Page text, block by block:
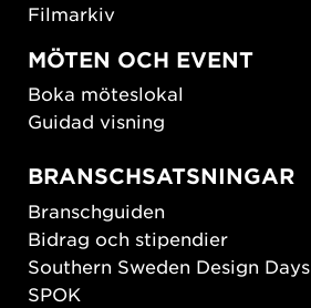
Filmarkiv
MÖTEN OCH EVENT
Boka möteslokal
Guidad visning
BRANSCHSATSNINGAR
Branschguiden
Bidrag och stipendier
Southern Sweden Design Days
SPOK